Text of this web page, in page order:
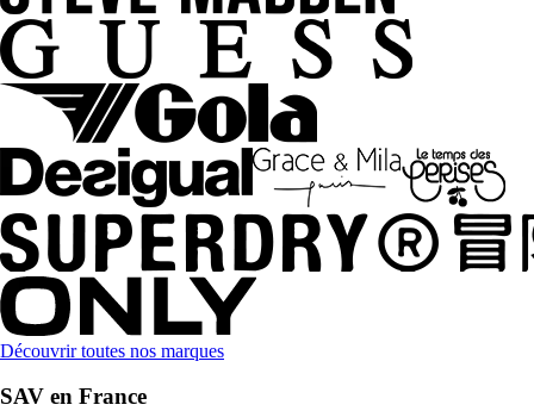
Découvrir toutes nos marques
SAV en France